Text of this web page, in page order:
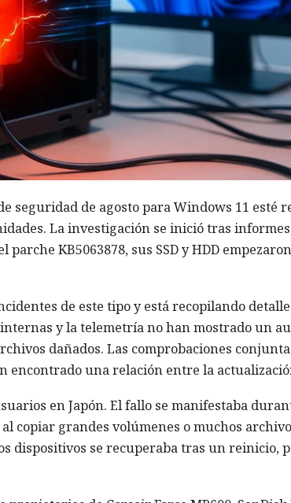
seguridad de agosto para Windows 11 esté
La investigación se inició tras
KB5063878, sus SSD y HDD
de este tipo y está recopilando
y la telemetría no han mostrado un
dañados. Las comprobaciones
encontrado una relación entre la
en Japón. El fallo se manifestaba
copiar grandes volúmenes o muchos
dispositivos se recuperaba tras un reinicio,